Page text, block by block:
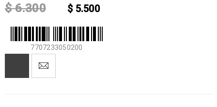
$6.300 $5.500
7707233050200